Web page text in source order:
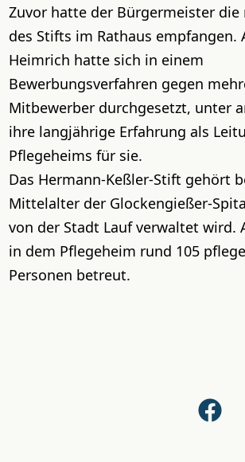
Zuvor hatte der Bürgermeister die
des Stifts im Rathaus empfangen.
Heimrich hatte sich in einem
Bewerbungsverfahren gegen
Mitbewerber durchgesetzt, unter
ihre langjährige Erfahrung als
Pflegeheims für sie.
Das Hermann-Keßler-Stift gehört
Mittelalter der Glockengießer-
von der Stadt Lauf verwaltet wird.
in dem Pflegeheim rund 105
Personen betreut.